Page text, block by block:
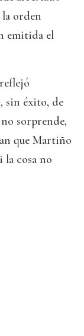
la orden
emitida el
sin éxito, de
sorprende,
que Martiño
la cosa no